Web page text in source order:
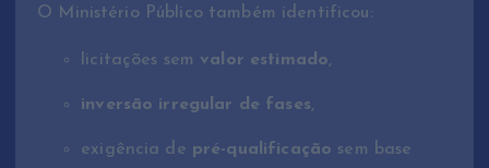
O Ministério Público também identificou:
licitações sem valor estimado,
inversão irregular de fases,
exigência de pré-qualificação sem base